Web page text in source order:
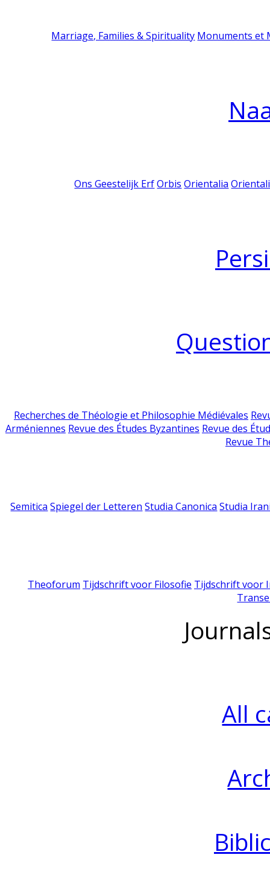
Marriage, Families & Spirituality Monuments et
Ons Geestelijk Erf Orbis Orientalia
Recherches de Théologie et Philosophie Médiévales
Arméniennes Revue des Études Byzantines Revue des
Revue
Semitica Spiegel der Letteren Studia Canonica Studia
Theoforum Tijdschrift voor Filosofie Tijdschrift voor
All